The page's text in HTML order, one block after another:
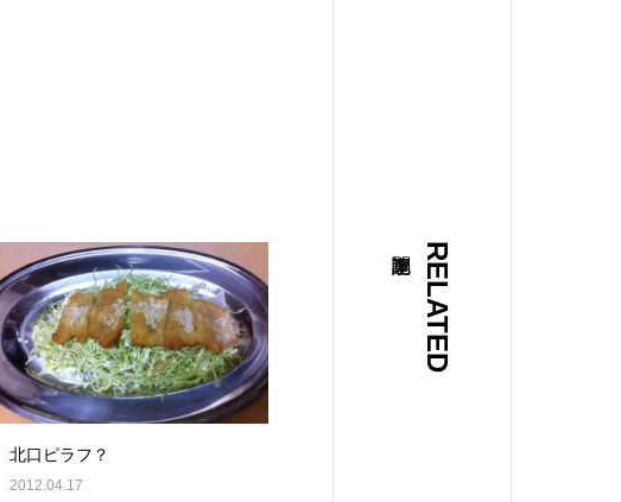
RELATED
北口ピラフ？
2012.04.17